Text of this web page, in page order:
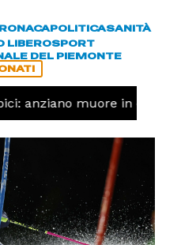
POLITICASANITÀ
LIBEROSPORT
DEL PIEMONTE
anziano muore in corso